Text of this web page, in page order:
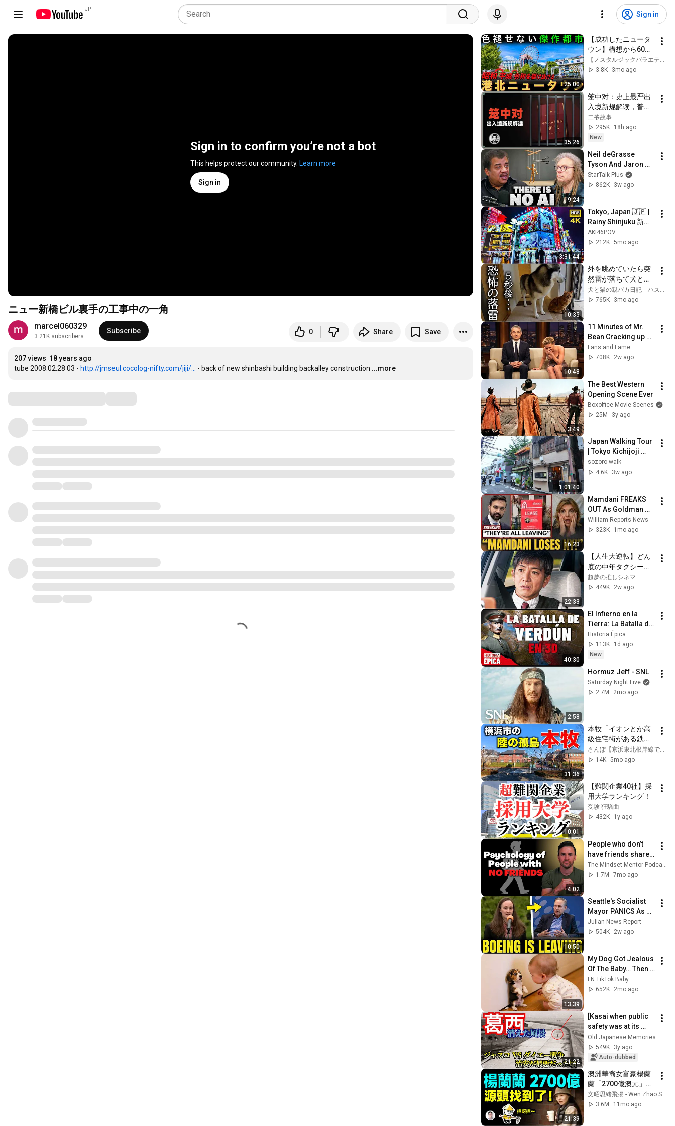
JP
Sign in
Sign in to confirm you’re not a bot
This helps protect our community. Learn more
Sign in
ニュー新橋ビル裏手の工事中の一角
marcel060329
3.21K subscribers
Subscribe 0 Share Save
207 views 18 years ago
tube 2008.02.28 03 - http://jmseul.cocolog-nifty.com/jiji/... - back of new shinbashi building backalley construction ...more
25:00
【成功したニュータ
ウン】構想から60
年。港北ニュータウ
ンが「現役」であり
時代を跨ぐ理想都
市〜
【ノスタルジックバラエティ】スターマン
3.8K
3mo ago
35:26
笼中对：史上最严出
入境新规解读，普通
人还有出国的机会
吗？
二爷故事
295K
18h ago
New
9:24
Neil deGrasse
Tyson And Jaron
Lanier on the AI
Illusion
StarTalk Plus
862K
3w ago
3:31:44
Tokyo, Japan 🇯🇵 |
Rainy Shinjuku 新宿
Neon Night Walk
After Work (3.5H,
AKI46POV
212K 5mo ago
10:35
外を眺めていたら突
然雷が落ちて犬と猫
がパニックでこうな
りました...
犬と猫の親バカ日記 ハスキー&トイプー&スコティッシュ
765K
3mo ago
10:48
11 Minutes of Mr.
Bean Cracking up
Celebrities
Fans and Fame
708K
2w ago
3:49
The Best Western
Opening Scene Ever
Boxoffice Movie Scenes
25M
3y ago
1:01:40
Japan Walking Tour
| Tokyo Kichijoji
Walk: Scenic Park,
Retro Shopping
sozoro walk
4.6K
3w ago
16:23
Mamdani FREAKS
OUT As Goldman
Tells Staff: Move To
Dallas Or LEAVE —
William Reports News
323K
1mo ago
22:33
【人生大逆転】どん
底の中年タクシー運
転手。偶然引き受け
た「謎の依頼」がま
超夢の推しシネマ
449K
2w ago
40:30
El Infierno en la
Tierra: La Batalla de
Verdún en 3D
(Documental)
Historia Épica
113K
1d ago
New
2:58
Hormuz Jeff - SNL
Saturday Night Live
2.7M
2mo ago
31:36
本牧「イオンとか高
級住宅街がある鉄道
空白地帯」【2026年
2月】
さんぽ【京浜東北根岸線で大宮を目指す】
14K 5mo ago
10:01
【難関企業40社】採
用大学ランキング！
受験 狂騒曲
432K
1y ago
4:02
People who don’t
have friends share
these five
personality traits
1.7M
7mo ago
10:50
Seattle's Socialist
Mayor PANICS As
Boeing OFFICIALLY
SHIFTS 9,000 Jobs
Julian News Report
504K
2w ago
13:39
My Dog Got Jealous
Of The Baby… Then
This Happened 😂🐶
LN TikTok Baby
652K
2mo ago
21:22
[Kasai when public
safety was at its
worst] Jusco and
Daiei opened on the
same day, the
Old Japanese Memories
549K
3y ago
Auto-dubbed
21:39
澳洲華裔女富豪楊蘭
蘭「2700億澳元」源
頭在這裡！越挖越有
大瓜【文昭思緒飛揚
文昭思緒飛揚 - Wen Zhao Studio
3.6M
11mo ago